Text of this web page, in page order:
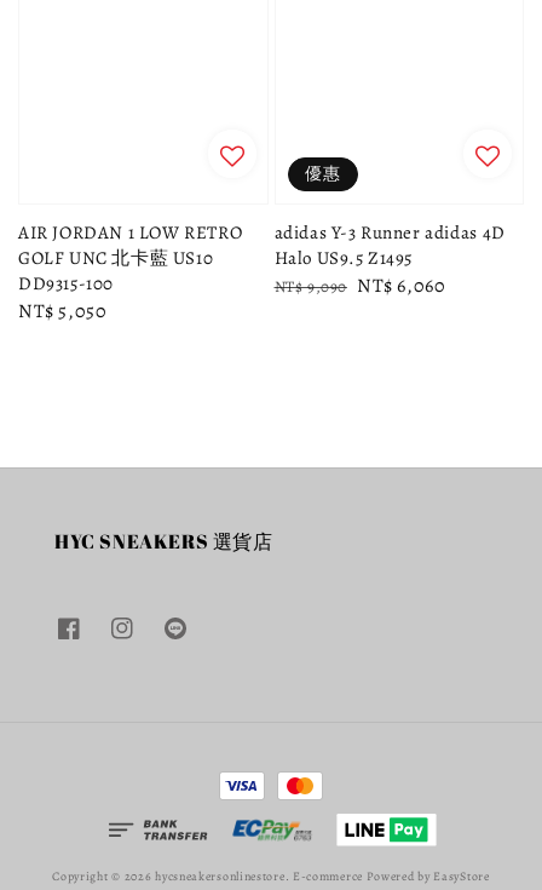
AIR JORDAN 1 LOW RETRO
GOLF UNC 北卡藍 US10
DD9315-100
Regular
NT$ 5,050
優惠
adidas Y-3 Runner adidas 4D
Halo US9.5 Z1495
Regular
NT$ 9,090 Sale
NT$ 6,060
HYC SNEAKERS 選貨店
Copyright © 2026 hycsneakersonlinestore. E-commerce Powered by EasyStore